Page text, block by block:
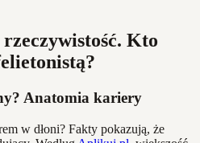
Kto
Anatomia kariery
w dłoni? Fakty pokazują, że